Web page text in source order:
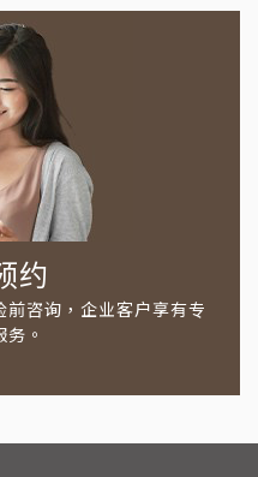
约
咨询，企业客户享有专
。